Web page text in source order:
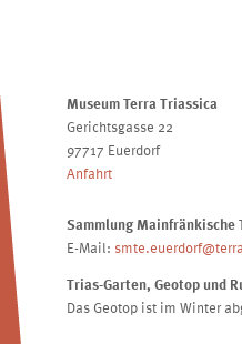
Museum Terra Triassica
Gerichtsgasse 22
97717 Euerdorf
Anfahrt
Sammlung Mainfränkische
E-Mail:
Trias-Garten, Geotop und
Das Geotop ist im Winter